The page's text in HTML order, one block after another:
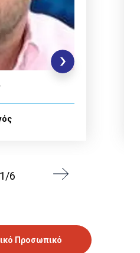
1/6
Προσωπικό